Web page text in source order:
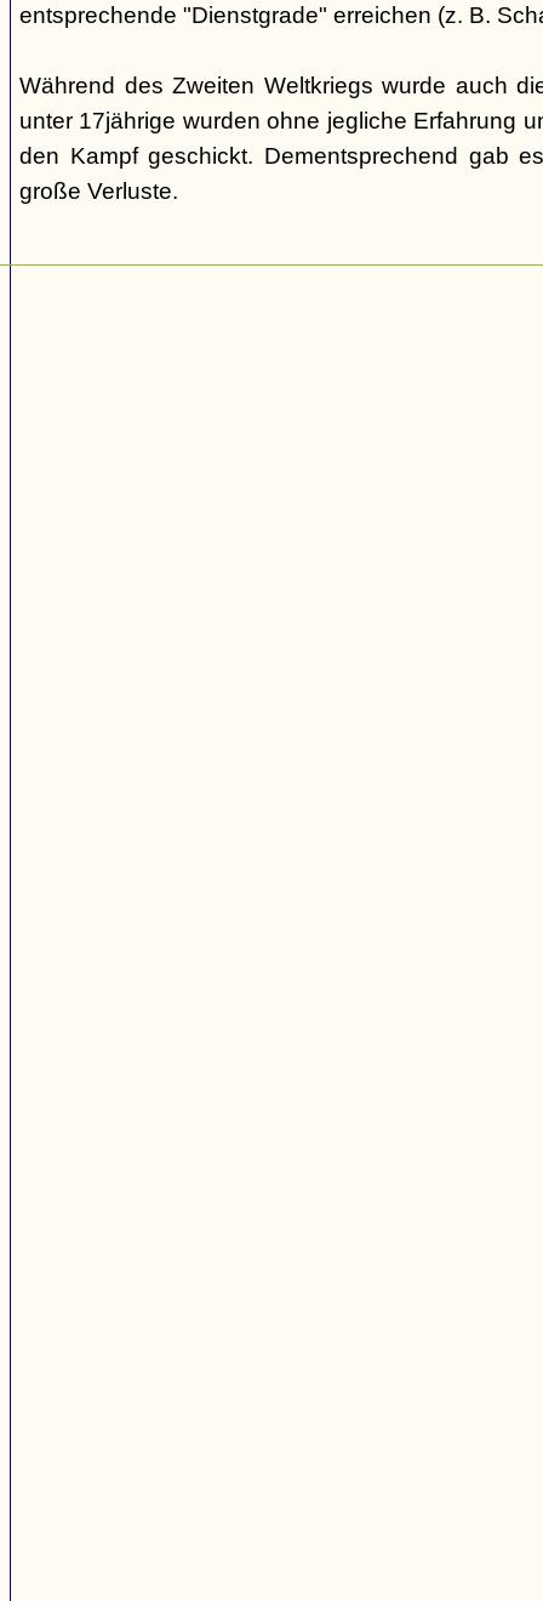
entsprechende "Dienstgrade" erreichen (z. B.
Während des Zweiten Weltkriegs wurde auch
unter 17jährige wurden ohne jegliche Erfahrung
den Kampf geschickt. Dementsprechend gab
große Verluste.